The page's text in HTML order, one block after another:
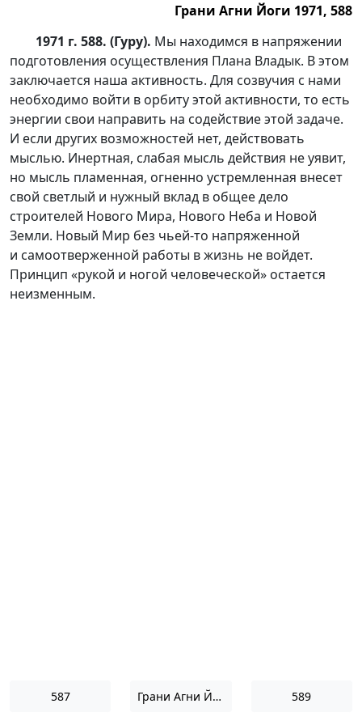
Грани Агни Йоги 1971, 588
1971 г. 588. (Гуру). Мы находимся в напряжении
подготовления осуществления Плана Владык. В этом
заключается наша активность. Для созвучия с нами
необходимо войти в орбиту этой активности, то есть
энергии свои направить на содействие этой задаче.
И если других возможностей нет, действовать
мыслью. Инертная, слабая мысль действия не уявит,
но мысль пламенная, огненно устремленная внесет
свой светлый и нужный вклад в общее дело
строителей Нового Мира, Нового Неба и Новой
Земли. Новый Мир без чьей-то напряженной
и самоотверженной работы в жизнь не войдет.
Принцип «рукой и ногой человеческой» остается
неизменным.
587 Грани Агни Йоги 1971 589